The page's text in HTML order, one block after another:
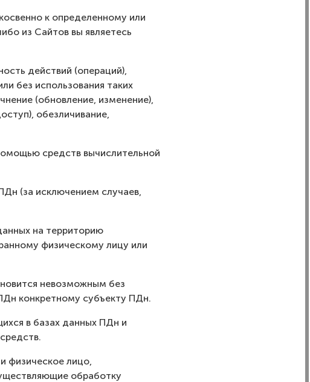
к определенному или
из Сайтов вы являетесь
действий (операций),
без использования таких
(обновление, изменение),
обезличивание,
средств вычислительной
(за исключением случаев,
на территорию
физическому лицу или
невозможным без
конкретному субъекту ПДн.
в базах данных ПДн и
физическое лицо,
обработку